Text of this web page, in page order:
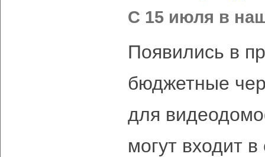
С 15 июля в
Появились в
бюджетные
для
могут входит